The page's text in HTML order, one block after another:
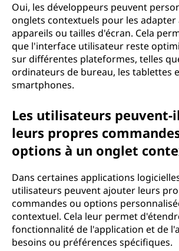
Oui, les développeurs peuvent
onglets contextuels pour les
appareils ou tailles d'écran. Cela
que l'interface utilisateur reste
sur différentes plateformes, telles
ordinateurs de bureau, les tablettes
smartphones.
Les utilisateurs
leurs propres
options à un onglet
Dans certaines applications
utilisateurs peuvent ajouter leurs
commandes ou options
contextuel. Cela leur permet
fonctionnalité de l'application et de
besoins ou préférences spécifiques.